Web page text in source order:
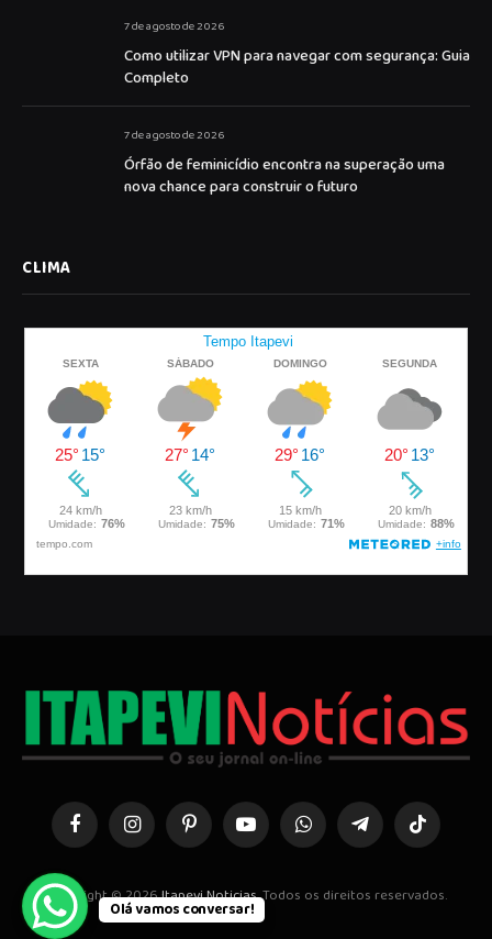
7 de agosto de 2026
Como utilizar VPN para navegar com segurança: Guia
Completo
7 de agosto de 2026
Órfão de feminicídio encontra na superação uma
nova chance para construir o futuro
CLIMA
FacebookInstagramPinterestYouTubeWhatsAppTelegramaTikTok
Copyright © 2026Itapevi Noticias. Todos os direitos reservados.
Olá vamos conversar!